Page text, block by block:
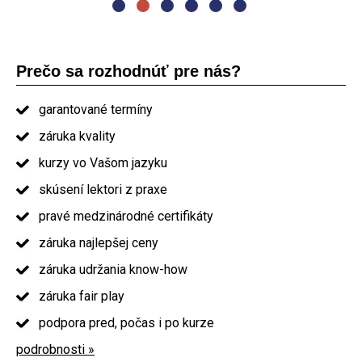
Prečo sa rozhodnúť pre nás?
garantované termíny
záruka kvality
kurzy vo Vašom jazyku
skúsení lektori z praxe
pravé medzinárodné certifikáty
záruka najlepšej ceny
záruka udržania know-how
záruka fair play
podpora pred, počas i po kurze
podrobnosti »